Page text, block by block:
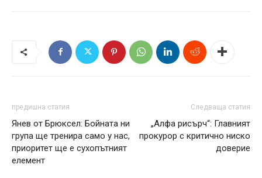
предишна статия
Янев от Брюксел: Бойната ни
група ще тренира само у нас,
приоритет ще е сухопътният
елемент
Следваща статия
„Алфа рисърч“: Главният
прокурор с критично ниско
доверие